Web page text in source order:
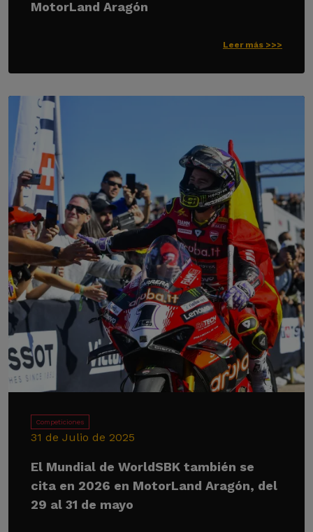
MotorLand Aragón
Leer más >>>
Competiciones
31 de Julio de 2025
El Mundial de WorldSBK también se
cita en 2026 en MotorLand Aragón, del
29 al 31 de mayo